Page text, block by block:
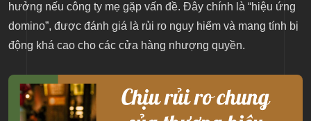
hưởng nếu công ty mẹ gặp vấn đề. Đây chính là “hiệu ứng
domino”, được đánh giá là rủi ro nguy hiểm và mang tính bị
động khá cao cho các cửa hàng nhượng quyền.